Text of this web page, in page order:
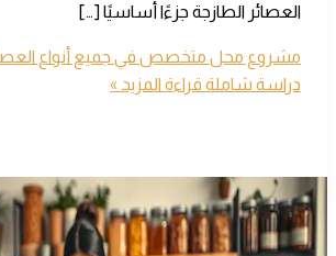
العصائر الطازجة جزءًا أساسيًا […]
مشروع محل متخصص في جميع أنواع
دراسة شاملة قراءة المزيد »